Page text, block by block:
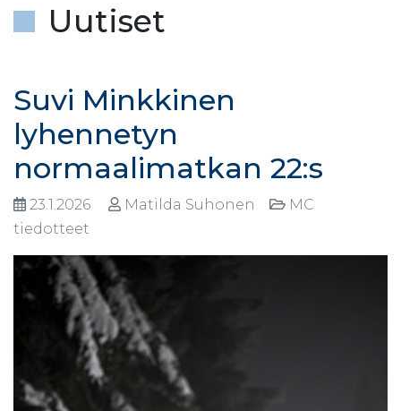
Uutiset
Suvi Minkkinen
lyhennetyn
normaalimatkan 22:s
23.1.2026 Matilda Suhonen
MC
tiedotteet